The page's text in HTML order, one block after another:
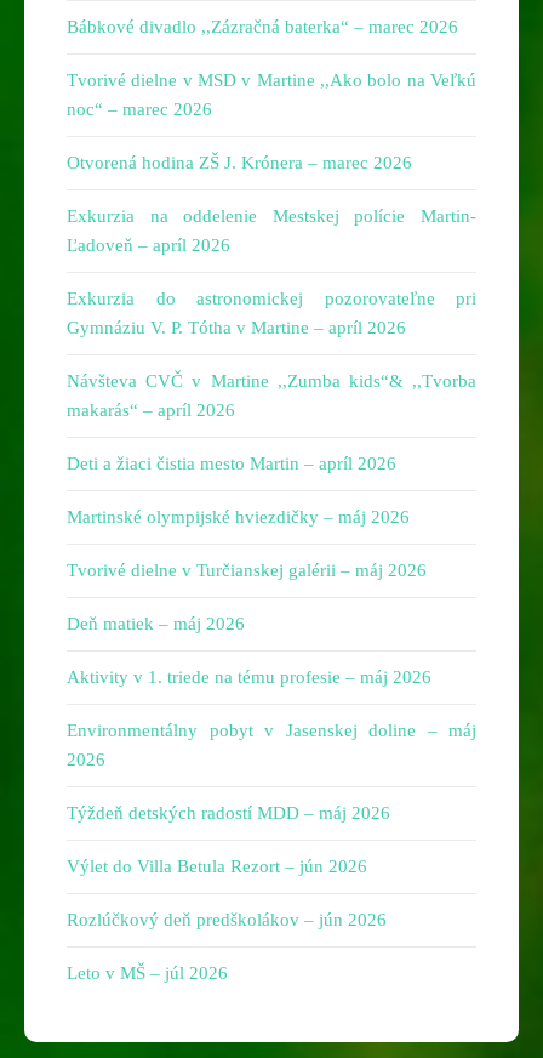
Bábkové divadlo ,,Zázračná baterka“ – marec 2026
Tvorivé dielne v MSD v Martine ,,Ako bolo na Veľkú
noc“ – marec 2026
Otvorená hodina ZŠ J. Krónera – marec 2026
Exkurzia na oddelenie Mestskej polície Martin-
Ľadoveň – apríl 2026
Exkurzia do astronomickej pozorovateľne pri
Gymnáziu V. P. Tótha v Martine – apríl 2026
Návšteva CVČ v Martine ,,Zumba kids“& ,,Tvorba
makarás“ – apríl 2026
Deti a žiaci čistia mesto Martin – apríl 2026
Martinské olympijské hviezdičky – máj 2026
Tvorivé dielne v Turčianskej galérii – máj 2026
Deň matiek – máj 2026
Aktivity v 1. triede na tému profesie – máj 2026
Environmentálny pobyt v Jasenskej doline – máj
2026
Týždeň detských radostí MDD – máj 2026
Výlet do Villa Betula Rezort – jún 2026
Rozlúčkový deň predškolákov – jún 2026
Leto v MŠ – júl 2026